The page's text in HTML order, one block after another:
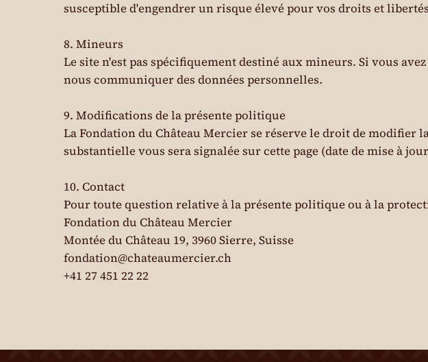
susceptible d'engendrer un risque élevé pour vos droits et
8. Mineurs
Le site n'est pas spécifiquement destiné aux mineurs. Si vous
nous communiquer des données personnelles.
9. Modifications de la présente politique
La Fondation du Château Mercier se réserve le droit de
substantielle vous sera signalée sur cette page (date de mise à
10. Contact
Pour toute question relative à la présente politique ou à la
Fondation du Château Mercier
Montée du Château 19, 3960 Sierre, Suisse
fondation@chateaumercier.ch
+41 27 451 22 22